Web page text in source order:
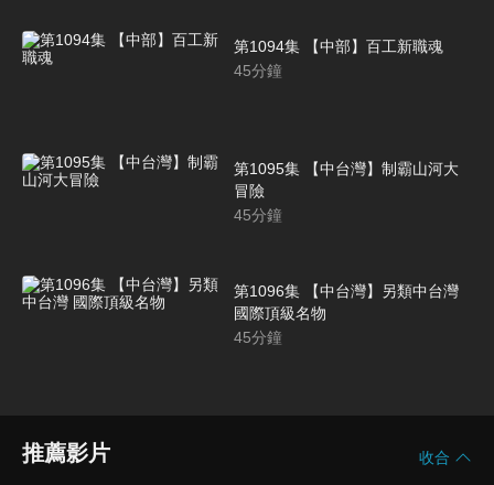
第1094集 【中部】百工新職魂
45分鐘
第1095集 【中台灣】制霸山河大
冒險
45分鐘
第1096集 【中台灣】另類中台灣
國際頂級名物
45分鐘
推薦影片 收合